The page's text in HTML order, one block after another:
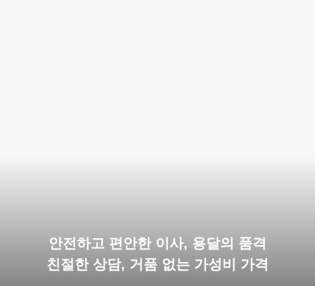
안전하고 편안한 이사, 용달의 품격
친절한 상담, 거품 없는 가성비 가격